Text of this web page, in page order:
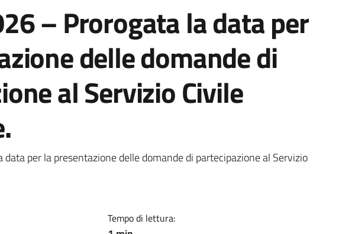
– Prorogata la data per
delle domande di
al Servizio Civile
notizia
per la presentazione delle domande di partecipazione al Servizio
Tempo di lettura: